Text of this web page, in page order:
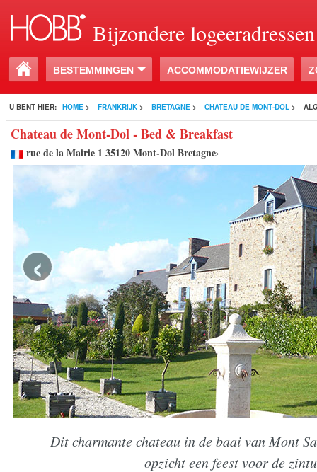
Bijzondere logeeradressen
BESTEMMINGEN ACCOMMODATIEWIJZER
U BENT HIER: HOME > FRANKRIJK > BRETAGNE > CHATEAU DE MONT-DOL >
Chateau de Mont-Dol - Bed & Breakfast
rue de la Mairie 1 35120 Mont-Dol Bretagne›
‹
Dit charmante chateau in de baai van Mont
opzicht een feest voor de